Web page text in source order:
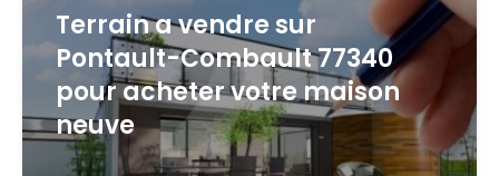
Terrain a vendre sur
Pontault-Combault 77340
pour acheter votre maison
neuve